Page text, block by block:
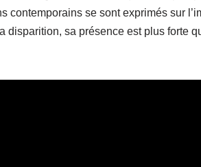
contemporains se sont exprimés sur
disparition, sa présence est plus forte